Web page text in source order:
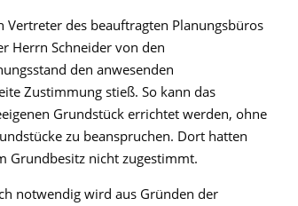
des beauftragten Planungsbüros
Herrn Schneider von den
den anwesenden
Zustimmung stieß. So kann das
Grundstück errichtet werden, ohne
zu beanspruchen. Dort hatten
Grundbesitz nicht zugestimmt.
notwendig wird aus Gründen der